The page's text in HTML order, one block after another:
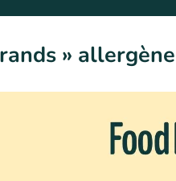
»